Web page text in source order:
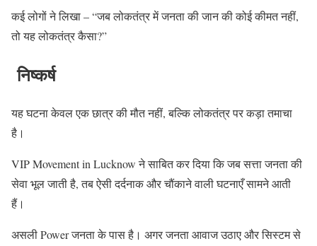
कई लोगों ने लिखा – “जब लोकतंत्र में जनता की जान की कोई कीमत नहीं,
तो यह लोकतंत्र कैसा?”
निष्कर्ष
यह घटना केवल एक छात्र की मौत नहीं, बल्कि लोकतंत्र पर कड़ा तमाचा
है।
VIP Movement in Lucknow ने साबित कर दिया कि जब सत्ता जनता की
सेवा भूल जाती है, तब ऐसी दर्दनाक और चौंकाने वाली घटनाएँ सामने आती
हैं।
असली Power जनता के पास है। अगर जनता आवाज उठाए और सिस्टम से